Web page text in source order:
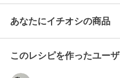
あなたにイチオシの商品
このレシピを作ったユーザ